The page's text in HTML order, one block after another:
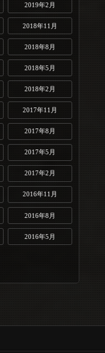
2019年2月
2018年11月
2018年8月
2018年5月
2018年2月
2017年11月
2017年8月
2017年5月
2017年2月
2016年11月
2016年8月
2016年5月